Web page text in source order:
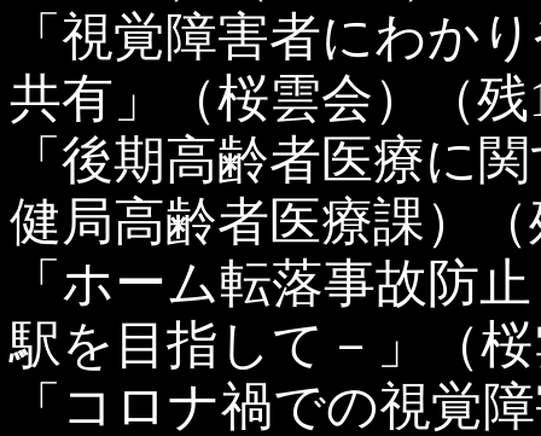
「視覚障害者にわか
共有」（桜雲会）（残
「後期高齢者医療に
健局高齢者医療課）
「ホーム転落事故防
駅を目指して－」（
「コロナ禍での視覚